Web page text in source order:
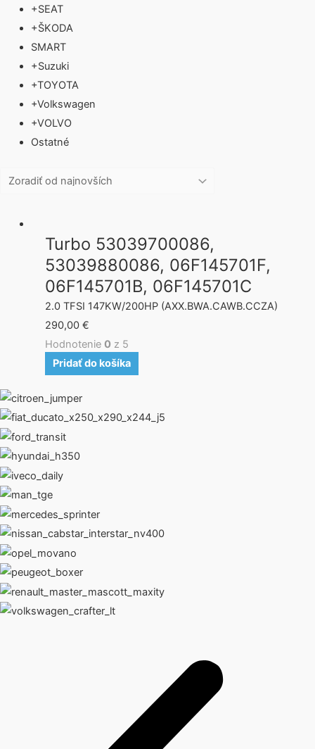
+SEAT
+ŠKODA
SMART
+Suzuki
+TOYOTA
+Volkswagen
+VOLVO
Ostatné
Turbo 53039700086,
53039880086, 06F145701F,
06F145701B, 06F145701C
2.0 TFSI 147KW/200HP (AXX.BWA.CAWB.CCZA)
290,00 €
Hodnotenie 0z 5
Pridať do košíka